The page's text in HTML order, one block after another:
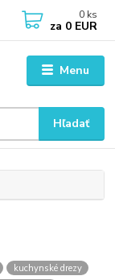
Menu
Hľadať
0 ks
za 0 EUR
kuchynské drezy